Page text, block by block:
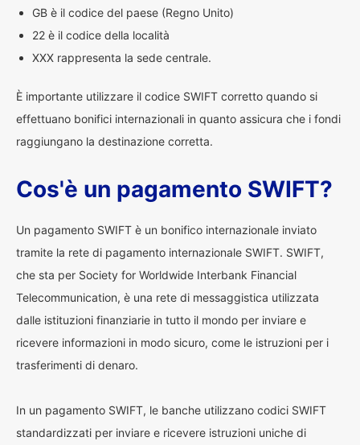
GB è il codice del paese (Regno Unito)
22 è il codice della località
XXX rappresenta la sede centrale.
È importante utilizzare il codice SWIFT corretto quando si
effettuano bonifici internazionali in quanto assicura che i fondi
raggiungano la destinazione corretta.
Cos'è un pagamento SWIFT?
Un pagamento SWIFT è un bonifico internazionale inviato
tramite la rete di pagamento internazionale SWIFT. SWIFT,
che sta per Society for Worldwide Interbank Financial
Telecommunication, è una rete di messaggistica utilizzata
dalle istituzioni finanziarie in tutto il mondo per inviare e
ricevere informazioni in modo sicuro, come le istruzioni per i
trasferimenti di denaro.
In un pagamento SWIFT, le banche utilizzano codici SWIFT
standardizzati per inviare e ricevere istruzioni uniche di